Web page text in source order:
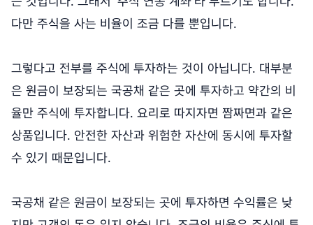
다만 주식을 사는 비율이 조금 다를 뿐입니다.
그렇다고 전부를 주식에 투자하는 것이 아닙니다. 대부분
은 원금이 보장되는 국공채 같은 곳에 투자하고 약간의 비
율만 주식에 투자합니다. 요리로 따지자면 짬짜면과 같은
상품입니다. 안전한 자산과 위험한 자산에 동시에 투자할
수 있기 때문입니다.
국공채 같은 원금이 보장되는 곳에 투자하면 수익률은 낮